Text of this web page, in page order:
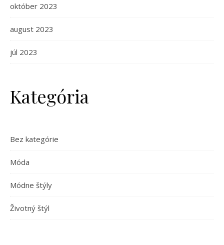
október 2023
august 2023
júl 2023
Kategória
Bez kategórie
Móda
Módne štýly
Životný štýl